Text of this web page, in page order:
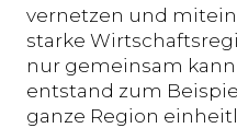
vernetzen und
starke
nur gemeinsam
entstand zum
ganze Region